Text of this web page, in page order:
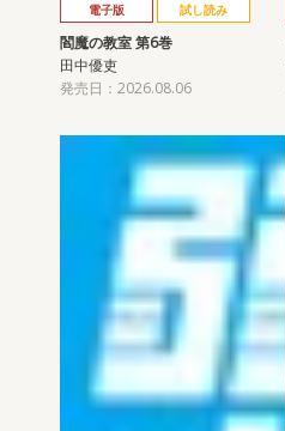
電子版 試し読み
閻魔の教室 第6巻
田中優吏
発売日：2026.08.06